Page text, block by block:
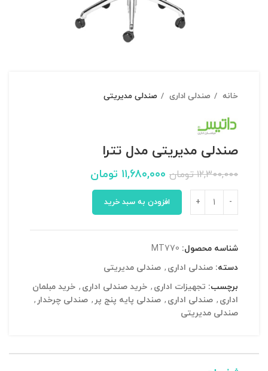
خانه صندلی اداری صندلی مدیریتی
صندلی مدیریتی مدل تترا
۱۲,۳۰۰,۰۰۰ تومان ۱۱,۶۸۰,۰۰۰ تومان
افزودن به سبد خرید
شناسه محصول: MT770
دسته: صندلی اداری , صندلی مدیریتی
برچسب: تجهیزات اداری , خرید صندلی اداری , خرید مبلمان
اداری , صندلی اداری , صندلی پایه پنج پر , صندلی چرخدار ,
صندلی مدیریتی